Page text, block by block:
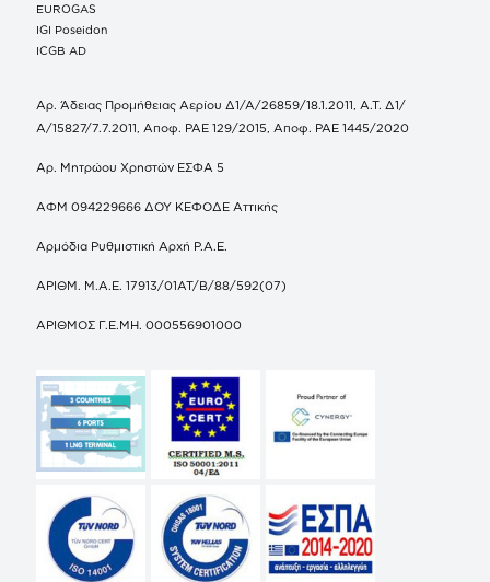
EUROGAS
IGI Poseidon
ICGB AD
Αρ. Άδειας Προμήθειας Αερίου Δ1/Α/26859/18.1.2011, Α.Τ. Δ1/
Α/15827/7.7.2011, Αποφ. ΡΑΕ 129/2015, Αποφ. ΡΑΕ 1445/2020
Αρ. Μητρώου Χρηστών ΕΣΦΑ 5
ΑΦΜ 094229666 ΔΟΥ ΚΕΦΟΔΕ Αττικής
Αρμόδια Ρυθμιστική Αρχή Ρ.Α.Ε.
ΑΡΙΘΜ. Μ.Α.Ε. 17913/01ΑΤ/Β/88/592(07)
ΑΡΙΘΜΟΣ Γ.Ε.ΜΗ. 000556901000